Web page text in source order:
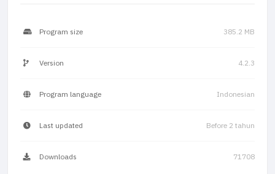
Program size 385.2 MB
Version 4.2.3
Program language Indonesian
Last updated Before 2 tahun
Downloads 71708